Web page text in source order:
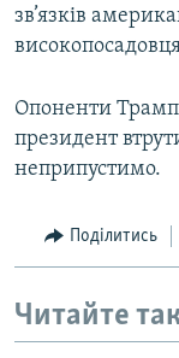
зв’язків
Опоненти
президент
неприпустимо.
Поділитись
Читайте